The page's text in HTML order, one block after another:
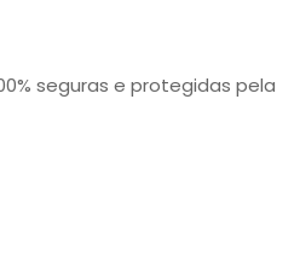
seguras e protegidas pela